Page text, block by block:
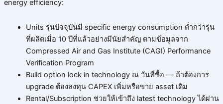
energy efficiency:
Units รุ่นปัจจุบันมี specific energy consumption ต่ำกว่ารุ่น
ที่ผลิตเมื่อ 10 ปีที่แล้วอย่างมีนัยสำคัญ ตามข้อมูลจาก
Compressed Air and Gas Institute (CAGI) Performance
Verification Program
Build option lock in technology ณ วันที่ซื้อ — ถ้าต้องการ
upgrade ต้องลงทุน CAPEX เพิ่มหรือขาย asset เดิม
Rental/Subscription ช่วยให้เข้าถึง latest technology ได้ผ่าน